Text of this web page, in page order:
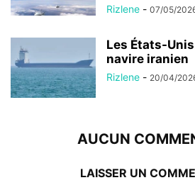
Rizlene - 07/05/
Les États-
navire iranien
Rizlene - 20/04/
AUCUN
LAISSER UN